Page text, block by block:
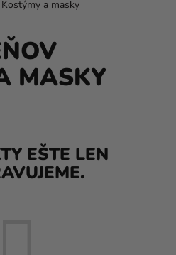
a masky
MASKY
EŠTE LEN